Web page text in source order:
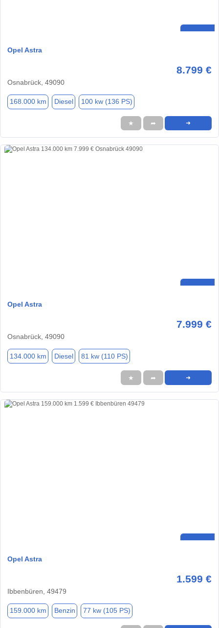
Opel Astra
8.799 €
Osnabrück, 49090
168.000 km Diesel 100 kw (136 PS)
★ ➦ ➜
Opel Astra
7.999 €
Osnabrück, 49090
134.000 km Diesel 81 kw (110 PS)
★ ➦ ➜
Opel Astra
1.599 €
Ibbenbüren, 49479
159.000 km Benzin 77 kw (105 PS)